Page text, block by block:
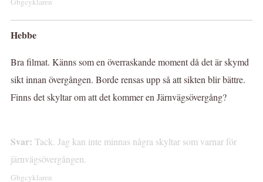
Hebbe
Bra filmat. Känns som en överraskande moment då det är skymd
sikt innan övergången. Borde rensas upp så att sikten blir bättre.
Finns det skyltar om att det kommer en Järnvägsövergång?
Svar: Tack. Jag kan inte minnas några skyltar som varnar för
järnvägsövergången.
Gbgcyklaren